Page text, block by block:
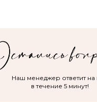
Наш менеджер ответит на
в течение 5 минут!